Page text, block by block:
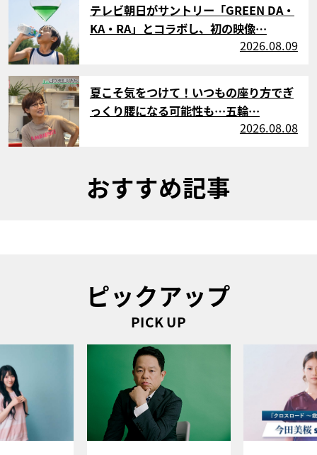
テレビ朝日がサントリー「GREEN DA・
KA・RA」とコラボし、初の映像…
2026.08.09
サムネイル
夏こそ気をつけて！いつもの座り方でぎ
っくり腰になる可能性も…五輪…
2026.08.08
おすすめ記事
ピックアップ
PICK UP